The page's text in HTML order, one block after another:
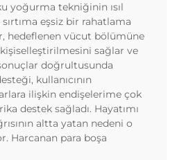
yoğurma tekniğinin ısıl
eşsiz bir rahatlama
hedeflenen vücut bölümüne
sağlar ve
doğrultusunda
kullanıcının
ilişkin endişelerime çok
destek sağladı. Hayatımı
altta yatan nedeni o
Harcanan para boşa